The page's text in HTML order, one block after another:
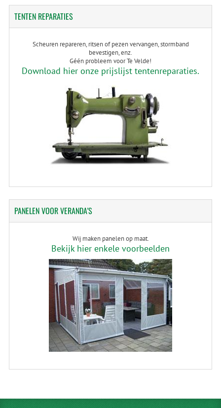
TENTENREPARATIES
Scheuren repareren, ritsen of pezen vervangen, stormband
bevestigen, enz.
Géén probleem voor Te Velde!
Download hier onze prijslijst tentenreparaties.
PANELENVOOR VERANDA'S
Wij maken panelen op maat.
Bekijk hier enkele voorbeelden